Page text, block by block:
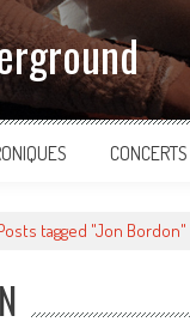
CONCERTS
tagged "Jon Bordon"